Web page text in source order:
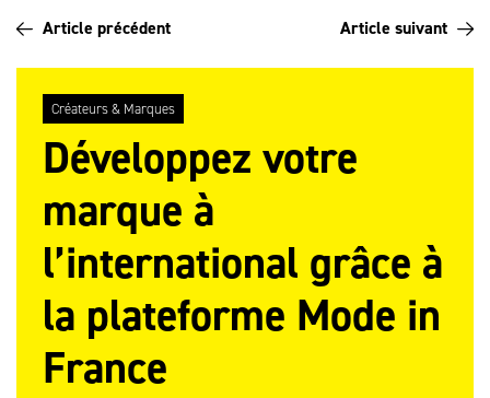
Article précédent Article suivant
Créateurs & Marques
Développez votre
marque à
l’international grâce à
la plateforme Mode in
France